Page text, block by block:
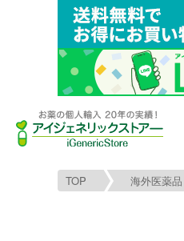
TOP 海外医薬品